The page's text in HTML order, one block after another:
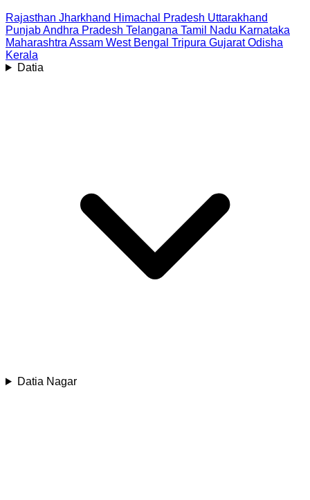
Rajasthan Jharkhand Himachal Pradesh Uttarakhand
PunjabAndhra Pradesh Telangana Tamil Nadu Karnataka
Maharashtra Assam West Bengal Tripura Gujarat Odisha
Kerala
Datia
Datia Nagar